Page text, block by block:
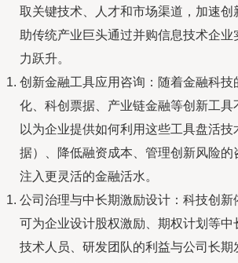
取关键技术、人才和市场渠道，加速
助传统产业巨头通过并购信息技术企
力跃升。
创新金融工具应用咨询：随着金融科
化、科创票据、产业链金融等创新工
以为企业提供如何利用这些工具盘活
据）、降低融资成本、管理创新风险
注入更灵活的金融活水。
公司治理与中长期激励设计：科技创
可为企业设计股权激励、期权计划等
技术人员、研发团队的利益与公司长